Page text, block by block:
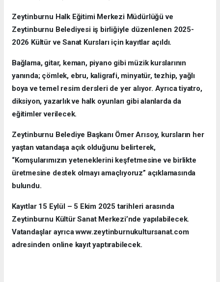
Zeytinburnu Halk Eğitimi Merkezi Müdürlüğü ve
Zeytinburnu Belediyesi iş birliğiyle düzenlenen 2025-
2026 Kültür ve Sanat Kursları için kayıtlar açıldı.
Bağlama, gitar, keman, piyano gibi müzik kurslarının
yanında; çömlek, ebru, kaligrafi, minyatür, tezhip, yağlı
boya ve temel resim dersleri de yer alıyor. Ayrıca tiyatro,
diksiyon, yazarlık ve halk oyunları gibi alanlarda da
eğitimler verilecek.
Zeytinburnu Belediye Başkanı Ömer Arısoy, kursların her
yaştan vatandaşa açık olduğunu belirterek,
“Komşularımızın yeteneklerini keşfetmesine ve birlikte
üretmesine destek olmayı amaçlıyoruz” açıklamasında
bulundu.
Kayıtlar 15 Eylül – 5 Ekim 2025 tarihleri arasında
Zeytinburnu Kültür Sanat Merkezi’nde yapılabilecek.
Vatandaşlar ayrıca www.zeytinburnukultursanat.com
adresinden online kayıt yaptırabilecek.